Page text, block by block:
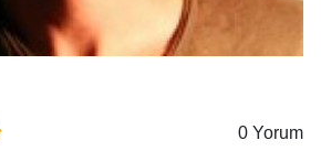
0 Yorum